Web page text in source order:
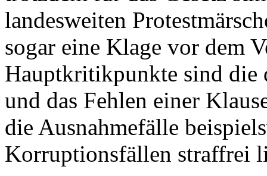
landesweiten
sogar eine Klage vor dem
Hauptkritikpunkte sind die
und das Fehlen einer
die Ausnahmefälle
Korruptionsfällen straffrei